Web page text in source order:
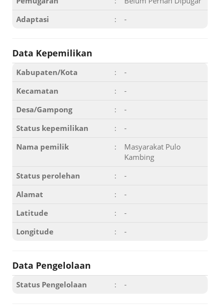
Adaptasi
: -
Data Kepemilikan
Kabupaten/Kota :
-
Kecamatan
:
-
Desa/Gampong
:
-
Status kepemilikan
:
-
Nama pemilik
:
Masyarakat Pulo
Kambing
Status perolehan
:
-
Alamat
:
-
Latitude
:
-
Longitude
: -
Data Pengelolaan
Status Pengelolaan : -